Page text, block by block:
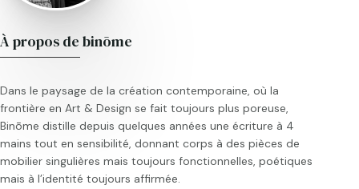
À propos de binōme
Dans le paysage de la création contemporaine, où la
frontière en Art & Design se fait toujours plus poreuse,
Binōme distille depuis quelques années une écriture à 4
mains tout en sensibilité, donnant corps à des pièces de
mobilier singulières mais toujours fonctionnelles, poétiques
mais à l’identité toujours affirmée.